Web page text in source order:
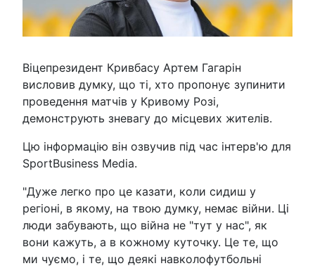
Віцепрезидент Кривбасу Артем Гагарін
висловив думку, що ті, хто пропонує зупинити
проведення матчів у Кривому Розі,
демонструють зневагу до місцевих жителів.
Цю інформацію він озвучив під час інтерв'ю для
SportBusiness Media.
"Дуже легко про це казати, коли сидиш у
регіоні, в якому, на твою думку, немає війни. Ці
люди забувають, що війна не "тут у нас", як
вони кажуть, а в кожному куточку. Це те, що
ми чуємо, і те, що деякі навколофутбольні